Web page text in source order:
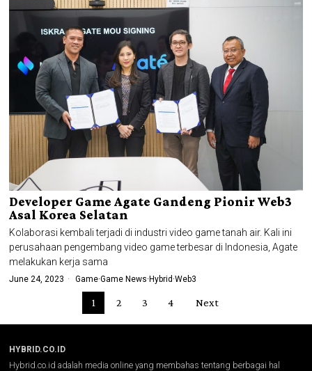
Developer Game Agate Gandeng Pionir Web3
Asal Korea Selatan
Kolaborasi kembali terjadi di industri video game tanah air. Kali ini
perusahaan pengembang video game terbesar di Indonesia, Agate
melakukan kerja sama
June 24, 2023 Game·Game News· Hybrid ·Web3
1 2 3 4 Next
HYBRID.CO.ID
Hybrid.co.id adalah media online yang membahas tentang berbagai hal